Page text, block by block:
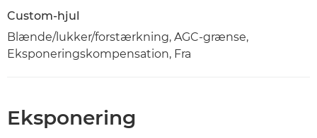
Custom-hjul
Blænde/lukker/forstærkning, AGC-grænse,
Eksponeringskompensation, Fra
Eksponering